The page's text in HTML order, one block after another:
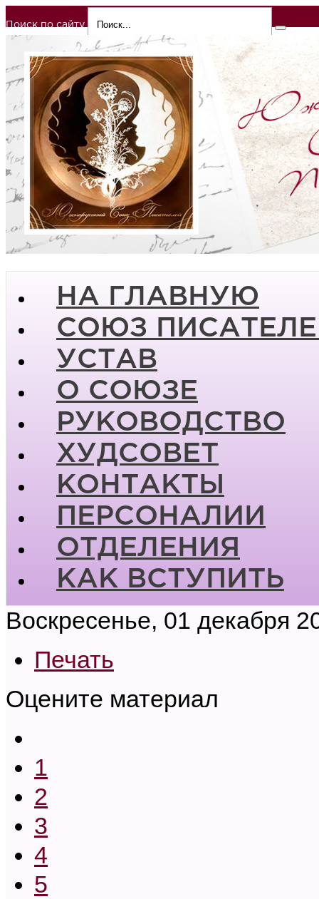
Поиск по сайту
НА ГЛАВНУЮ
СОЮЗ
УСТАВ
О СОЮЗЕ
РУКОВОДСТВО
ХУДСОВЕТ
КОНТАКТЫ
ПЕРСОНАЛИИ
ОТДЕЛЕНИЯ
КАК ВСТУПИТЬ
Воскресенье, 01 декабря
Печать
Оцените материал
1
2
3
4
5